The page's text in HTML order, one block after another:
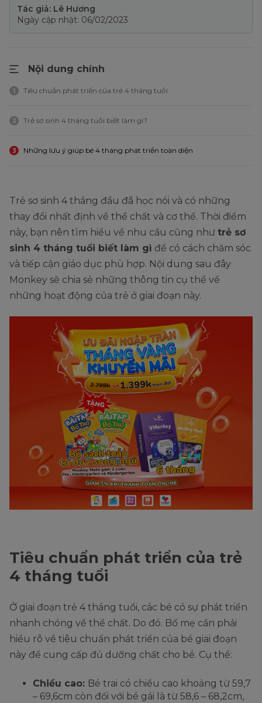
Tác giả: Lê Hương
Ngày cập nhật: 06/02/2023
Nội dung chính
1 Tiêu chuẩn phát triển của trẻ 4 tháng tuổi
2 Trẻ sơ sinh 4 tháng tuổi biết làm gì?
3 Những lưu ý giúp bé 4 tháng phát triển toàn diện
Trẻ sơ sinh 4 tháng đầu đã học nói và có những
thay đổi nhất định về thể chất và cơ thể. Thời điểm
này, bạn nên tìm hiểu về nhu cầu cũng như trẻ sơ
sinh 4 tháng tuổi biết làm gì để có cách chăm sóc
và tiếp cận giáo dục phù hợp. Nội dung sau đây
Monkey sẽ chia sẻ những thông tin cụ thể về
những hoạt động của trẻ ở giai đoạn này.
Tiêu chuẩn phát triển của trẻ
4 tháng tuổi
Ở giai đoạn trẻ 4 tháng tuổi, các bé có sự phát triển
nhanh chóng về thể chất. Do đó. Bố mẹ cần phải
hiểu rõ về tiêu chuẩn phát triển của bé giai đoạn
này để cung cấp đủ dưỡng chất cho bé. Cụ thể:
Chiều cao: Bé trai có chiều cao khoảng từ 59,7
– 69,6cm còn đối với bé gái là từ 58,6 – 68,2cm,